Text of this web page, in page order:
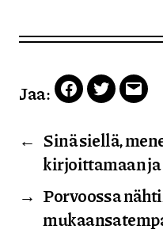
Jaa: Facebook
Twitter
← Sinä siellä,
kirjoittamaan
→ Porvoossa